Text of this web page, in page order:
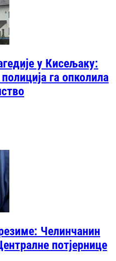
у Кисељаку:
га опколила
Челинчанин
потјернице